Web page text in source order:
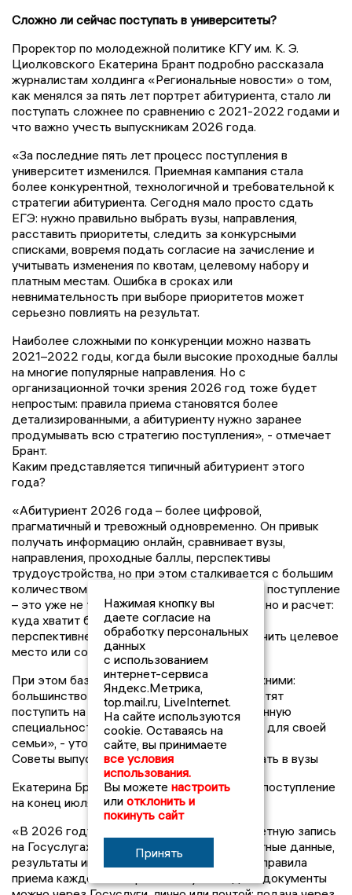
Сложно ли сейчас поступать в университеты?
Проректор по молодежной политике КГУ им. К. Э.
Циолковского Екатерина Брант подробно рассказала
журналистам холдинга «Региональные новости» о том,
как менялся за пять лет портрет абитуриента, стало ли
поступать сложнее по сравнению с 2021-2022 годами и
что важно учесть выпускникам 2026 года.
«За последние пять лет процесс поступления в
университет изменился. Приемная кампания стала
более конкурентной, технологичной и требовательной к
стратегии абитуриента. Сегодня мало просто сдать
ЕГЭ: нужно правильно выбрать вузы, направления,
расставить приоритеты, следить за конкурсными
списками, вовремя подать согласие на зачисление и
учитывать изменения по квотам, целевому набору и
платным местам. Ошибка в сроках или
невнимательность при выборе приоритетов может
серьезно повлиять на результат.
Наиболее сложными по конкуренции можно назвать
2021–2022 годы, когда были высокие проходные баллы
на многие популярные направления. Но с
организационной точки зрения 2026 год тоже будет
непростым: правила приема становятся более
детализированными, а абитуриенту нужно заранее
продумывать всю стратегию поступления», - отмечает
Брант.
Каким представляется типичный абитуриент этого
года?
«Абитуриент 2026 года – более цифровой,
прагматичный и тревожный одновременно. Он привык
получать информацию онлайн, сравнивает вузы,
направления, проходные баллы, перспективы
трудоустройства, но при этом сталкивается с большим
количеством правил и дедлайнов. Для него поступление
– это уже не только выбор «куда хочется», но и расчет:
куда хватит баллов, где есть бюджет, где
перспективнее профессия, где можно получить целевое
место или совмещать учебу с работой.
При этом базовые ожидания остались прежними:
большинство абитуриентов по-прежнему хотят
поступить на бюджет, получить востребованную
специальность и снизить финансовые риски для своей
семьи», - уточняет проректор КГУ.
Советы выпускникам, планирующим поступать в вузы
Екатерина Брант советует не откладывать поступление
на конец июля:
«В 2026 году важно заранее проверить учетную запись
на Госуслугах, документы, СНИЛС, паспортные данные,
результаты индивидуальных достижений и правила
приема каждого конкретного вуза. Подать документы
Нажимая кнопку вы
даете согласие на
обработку персональных
данных
с использованием
интернет-сервиса
Яндекс.Метрика,
top.mail.ru, LiveInternet.
На сайте используются
cookie. Оставаясь на
сайте, вы принимаете
все условия
использования.
Вы можете настроить
или отклонить и
покинуть сайт
Принять